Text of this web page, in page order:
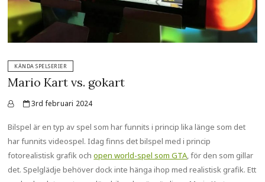
KÄNDA SPELSERIER
Mario Kart vs. gokart
3rd februari 2024
Bilspel är en typ av spel som har funnits i princip lika länge som det
har funnits videospel. Idag finns det bilspel med i princip
fotorealistisk grafik ochopen world-spel som GTA, för den som gillar
det. Spelglädje behöver dock inte hänga ihop med realistisk grafik. Ett